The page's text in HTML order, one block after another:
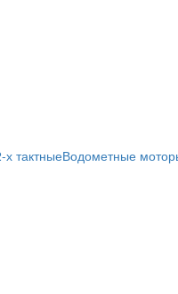
х тактныеВодометные